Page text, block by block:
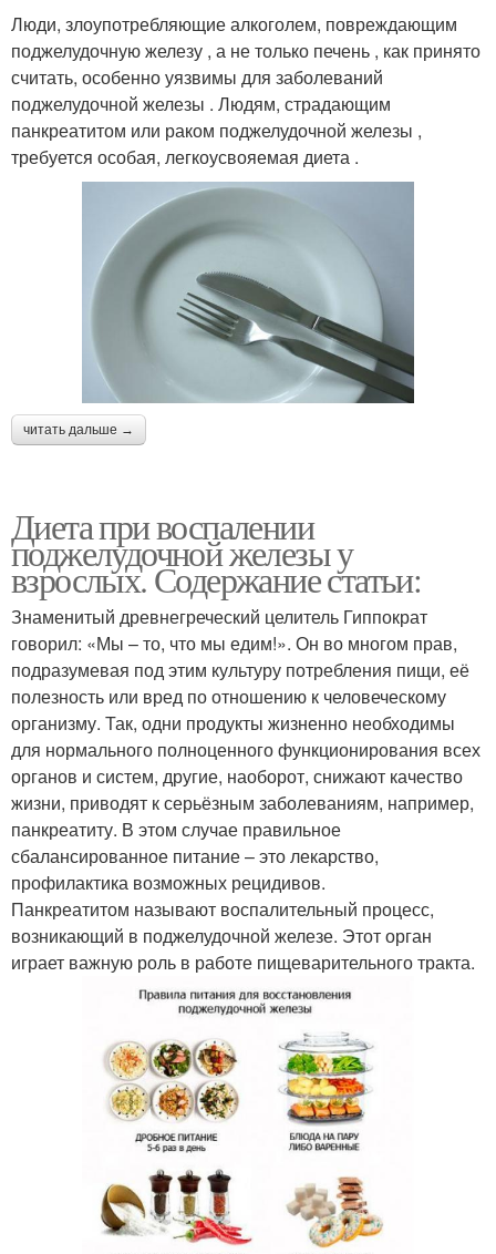
Люди, злоупотребляющие алкоголем, повреждающим
поджелудочную железу , а не только печень , как принято
считать, особенно уязвимы для заболеваний
поджелудочной железы . Людям, страдающим
панкреатитом или раком поджелудочной железы ,
требуется особая, легкоусвояемая диета .
читать дальше →
Диета при воспалении
поджелудочной железы у
взрослых. Содержание статьи:
Знаменитый древнегреческий целитель Гиппократ
говорил: «Мы – то, что мы едим!». Он во многом прав,
подразумевая под этим культуру потребления пищи, её
полезность или вред по отношению к человеческому
организму. Так, одни продукты жизненно необходимы
для нормального полноценного функционирования всех
органов и систем, другие, наоборот, снижают качество
жизни, приводят к серьёзным заболеваниям, например,
панкреатиту. В этом случае правильное
сбалансированное питание – это лекарство,
профилактика возможных рецидивов.
Панкреатитом называют воспалительный процесс,
возникающий в поджелудочной железе. Этот орган
играет важную роль в работе пищеварительного тракта.